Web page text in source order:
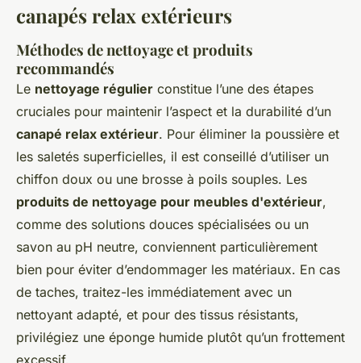
canapés relax extérieurs
Méthodes de nettoyage et produits
recommandés
Le nettoyage régulier constitue l’une des étapes
cruciales pour maintenir l’aspect et la durabilité d’un
canapé relax extérieur. Pour éliminer la poussière et
les saletés superficielles, il est conseillé d’utiliser un
chiffon doux ou une brosse à poils souples. Les
produits de nettoyage pour meubles d'extérieur,
comme des solutions douces spécialisées ou un
savon au pH neutre, conviennent particulièrement
bien pour éviter d’endommager les matériaux. En cas
de taches, traitez-les immédiatement avec un
nettoyant adapté, et pour des tissus résistants,
privilégiez une éponge humide plutôt qu’un frottement
excessif.